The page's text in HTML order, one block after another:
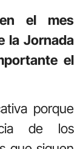
el mes
la Jornada
el
porque
de los